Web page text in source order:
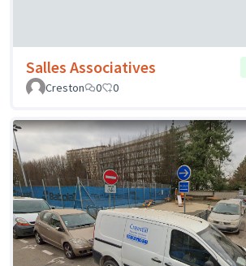
Salles Associatives
Creston
0 0